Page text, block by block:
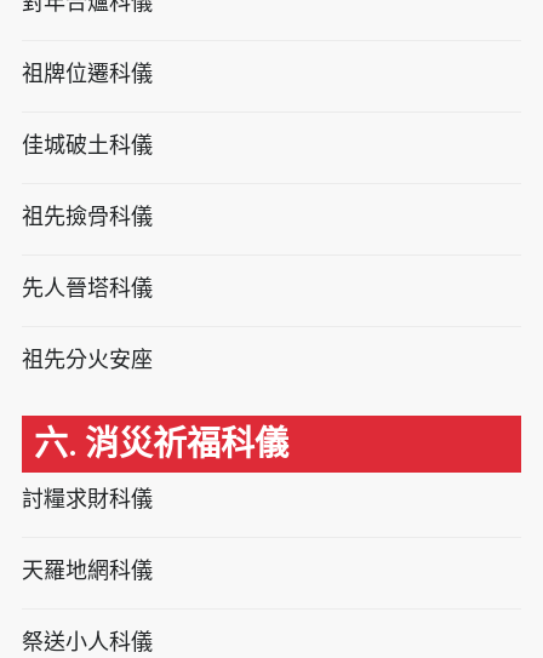
祖牌位遷科儀
佳城破土科儀
祖先撿骨科儀
先人晉塔科儀
祖先分火安座
六. 消災祈福科儀
討糧求財科儀
天羅地網科儀
祭送小人科儀